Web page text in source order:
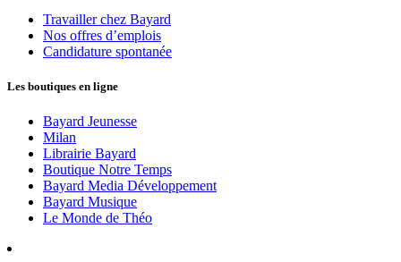
Travailler chez Bayard
Nos offres d’emplois
Candidature spontanée
Les boutiques en ligne
Bayard Jeunesse
Milan
Librairie Bayard
Boutique Notre Temps
Bayard Media Développement
Bayard Musique
Le Monde de Théo